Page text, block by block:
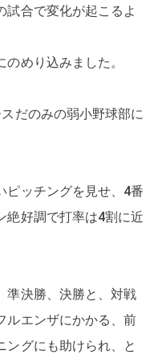
試合で変化が起こるよ
めり込みました。
だのみの弱小野球部に
ピッチングを見せ、4番
絶好調で打率は4割に近
準決勝、決勝と、対戦
ルエンザにかかる、前
ングにも助けられ、と